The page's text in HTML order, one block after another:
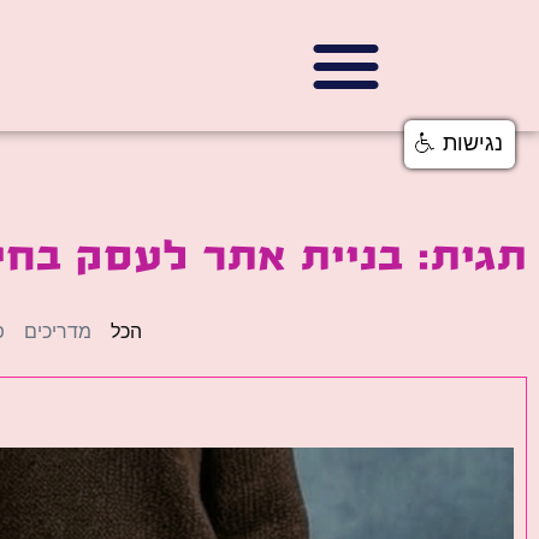
תגית: בניית אתר לעסק
מדריכים הכל
נגישות